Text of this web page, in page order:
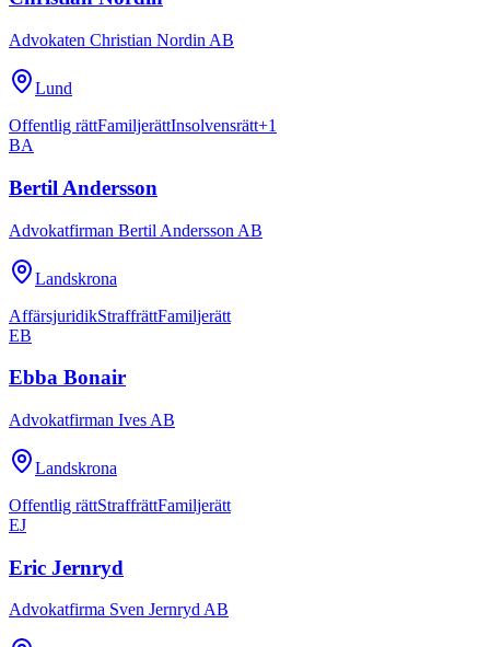
Advokaten Christian Nordin AB
Lund
Offentlig rättFamiljerättInsolvensrätt+1
BA
Bertil Andersson
Advokatfirman Bertil Andersson AB
Landskrona
AffärsjuridikStraffrättFamiljerätt
EB
Ebba Bonair
Advokatfirman Ives AB
Landskrona
Offentlig rättStraffrättFamiljerätt
EJ
Eric Jernryd
Advokatfirma Sven Jernryd AB